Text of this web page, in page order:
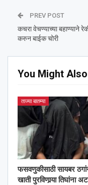
PREV POST
कचरा वेचण्याच्या बहाण्याने
करुन बाईक चोरी
You Might
ताज्या बातम्या
फसवणुकीसाठी सायबर
खाती पुरविणार्‍या तिघांना